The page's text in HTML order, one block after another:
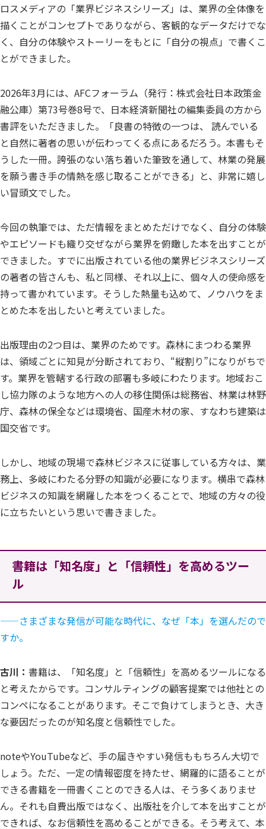
ロスメディアの「業界ビジネスシリーズ」は、業界の全体像を
描くことがコンセプトでありながら、客観的なデータだけでな
く、自分の体験やストーリーをもとに「自分の視点」で書くこ
とができました。
2026年3月には、AFCフォーラム（発行：株式会社日本政策金
融公庫）第73号巻8号で、日本経済新聞社の編集委員の方から
書評をいただきました。「良書の特徴の一つは、 読んでいる
と自然に著者の思いが伝わってくる点にあるだろう。本書もそ
うした一冊。誇張のない落ち着いた筆致を通して、林業の発展
を願う書き手の情熱を感じ取ることができる」と、非常に嬉し
い冒頭文でした。
今回の執筆では、ただ情報をまとめただけでなく、自分の体験
やエピソードも織り交ぜながら業界を俯瞰した本を出すことが
できました。すでに出版されている他の業界ビジネスシリーズ
の著者の皆さんも、私と同様、それ以上に、個々人の使命感を
持って書かれています。そうした熱量も込めて、ノウハウをま
とめた本を出したいと考えていました。
出版理由の2つ目は、業界のためです。森林にまつわる業界
は、領域ごとに知見が分断されており、“縦割り”になりがちで
す。業界を管轄する行政の部署も多岐にわたります。地域おこ
し協力隊のような地方への人の移住関係は総務省、林業は林野
庁、森林の保全などは環境省、国産木材の家、すなわち建築は
国交省です。
しかし、地域の現場で森林ビジネスに従事している方々は、業
務上、多岐にわたる分野の知識が必要になります。横串で森林
ビジネスの知識を網羅した本をつくることで、地域の方々の役
に立ちたいという思いで書きました。
書籍は「知名度」と「信頼性」を高めるツー
ル
——さまざまな発信が可能な時代に、なぜ「本」を選んだので
すか。
古川： 書籍は、「知名度」と「信頼性」を高めるツールになる
と考えたからです。コンサルティングの顧客提案では他社との
コンペになることがあります。そこで負けてしまうとき、大き
な要因だったのが知名度と信頼性でした。
noteやYouTubeなど、手の届きやすい発信ももちろん大切で
しょう。ただ、一定の情報密度を持たせ、網羅的に語ることが
できる書籍を一冊書くことのできる人は、そう多くありませ
ん。それも自費出版ではなく、出版社を介して本を出すことが
できれば、なお信頼性を高めることができる。そう考えて、本